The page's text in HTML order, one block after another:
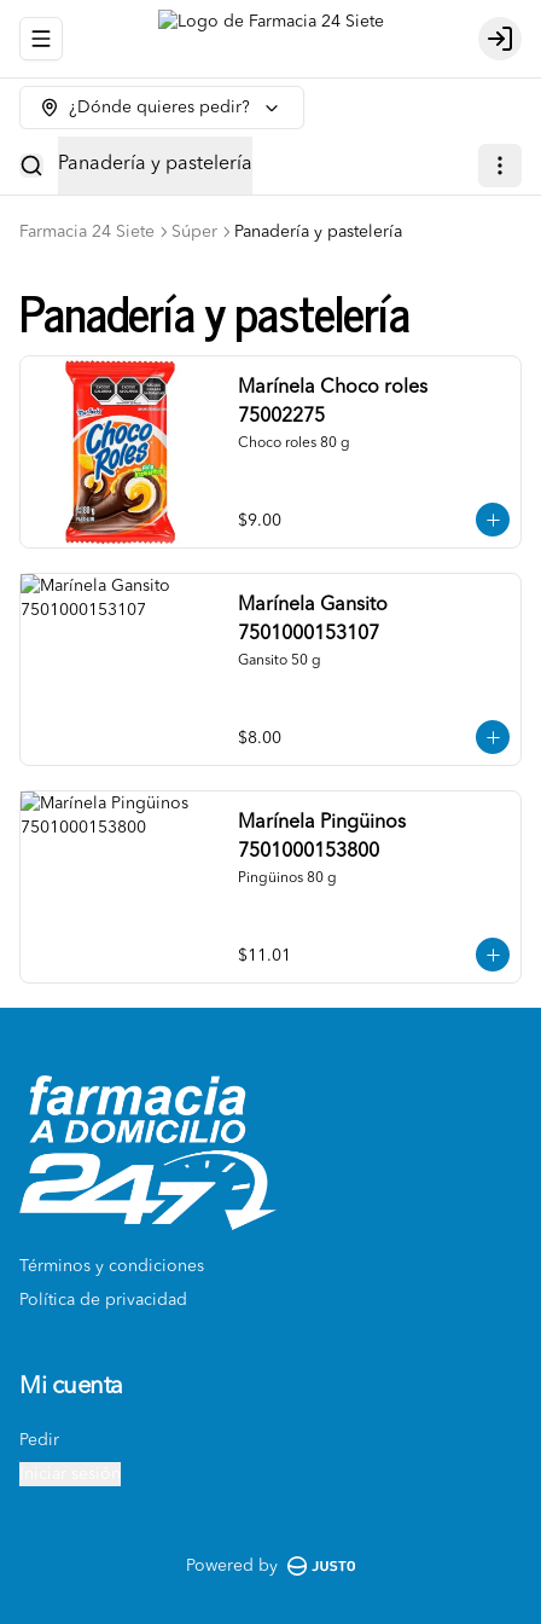
Abrir menu de navegación
¿Dónde quieres pedir?
Panadería y pastelería
Farmacia 24 Siete Súper Panadería y pastelería
Panadería y pastelería
Marínela Choco roles
75002275
Choco roles 80 g
$9.00
Marínela Gansito
7501000153107
Gansito 50 g
$8.00
Marínela Pingüinos
7501000153800
Pingüinos 80 g
$11.01
Términos y condiciones
Política de privacidad
Mi cuenta
Pedir
Powered by